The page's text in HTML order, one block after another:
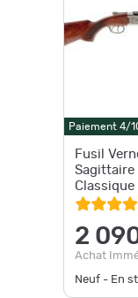
Paiement 4/
Fusil
Sagittaire
2
Achat
Neuf - En